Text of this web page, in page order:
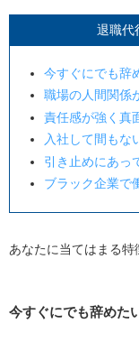
退職代
今すぐにでも辞
職場の人間関係
責任感が強く真
入社して間もな
引き止めにあっ
ブラック企業で
あなたに当てはまる特
今すぐにでも辞めた